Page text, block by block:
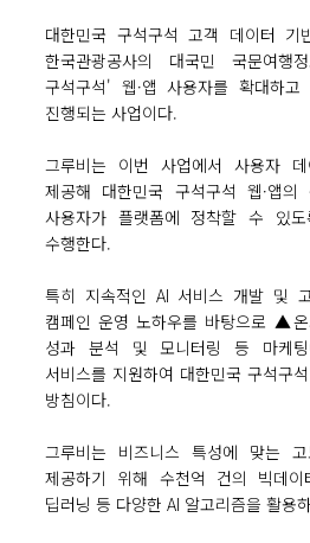
대한민국 구석구석 고객 데이터 기
한국관광공사의 대국민 국문여행
구석구석' 웹·앱 사용자를 확대하
진행되는 사업이다.
그루비는 이번 사업에서 사용자
제공해 대한민국 구석구석 웹·앱의
사용자가 플랫폼에 정착할 수 있도
수행한다.
특히 지속적인 AI 서비스 개발 및
캠페인 운영 노하우를 바탕으로 ▲
성과 분석 및모니터링 등 마케
서비스를 지원하여 대한민국 구석구석
방침이다.
그루비는 비즈니스 특성에 맞는 고
제공하기 위해 수천억 건의 빅데이
딥러닝 등 다양한 AI 알고리즘을 활용